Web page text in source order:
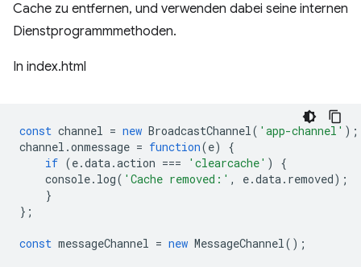
Cache zu entfernen, und verwenden dabei seine internen
Dienstprogrammmethoden.
In index.html
const channel = new BroadcastChannel( 'app-channel' );
channel .onmessage = function(e)
{
if (e.data.action === 'clearcache' )
{
console. log( 'Cache removed:' , e.data. removed);
}
};
const messageChannel = new MessageChannel();